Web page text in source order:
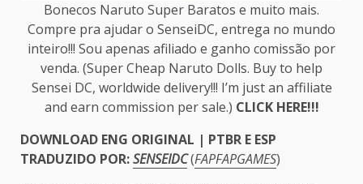
Bonecos Naruto Super Baratos e muito mais.
Compre pra ajudar o SenseiDC, entrega no mundo
inteiro!!! Sou apenas afiliado e ganho comissão por
venda. (Super Cheap Naruto Dolls. Buy to help
Sensei DC, worldwide delivery!!! I’m just an affiliate
and earn commission per sale.) CLICK HERE!!!
DOWNLOAD ENG ORIGINAL | PTBR E ESP
TRADUZIDO POR:SENSEIDC(FAPFAPGAMES)